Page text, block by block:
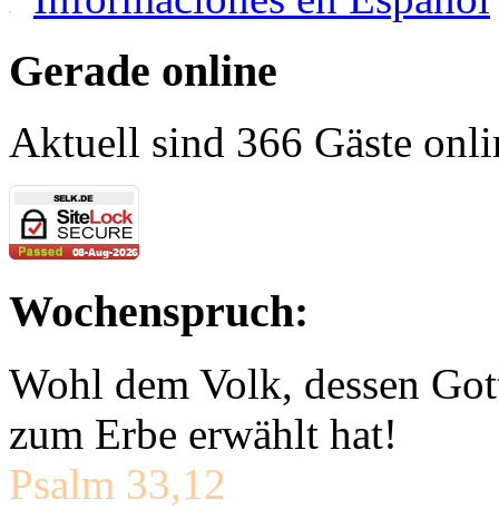
Gerade online
Aktuell sind 366 Gäste
Wochenspruch:
Wohl dem Volk, dessen
zum Erbe erwählt hat!
Psalm 33,12